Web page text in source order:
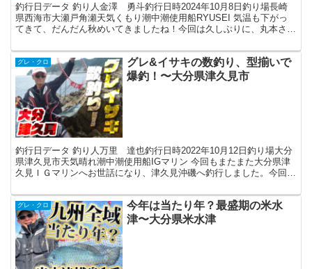
釣行日データ 釣り人金澤 勇斗釣行日時2024年10月8日釣り場長崎
県西海市大瀬戸角瀬天気くもり潮中潮使用船RYUSEI 気温も下がっ
てきて、だんだん秋めいてきましたね！今回は久しぶりに、丸本さん
グレ・クロ
グレ&イサキの数釣り、型揃いで
爆釣！〜大分県津久見市
釣行日データ 釣り人万里 達也釣行日時2022年10月12日釣り場大分
県津久見市天気晴れ潮中潮使用船IGマリン 今回もまたまた大分県津
久見ＩＧマリンへお世話になり、津久見沖磯へ釣行しました。今回渡
グレ・クロ
今年は当たり年？最盛期の米水
津〜大分県米水津